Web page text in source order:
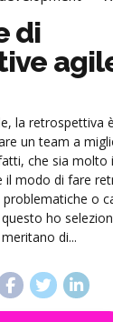
di
la retrospettiva
un team a
che sia molto
il modo di fare
o
ho
di...